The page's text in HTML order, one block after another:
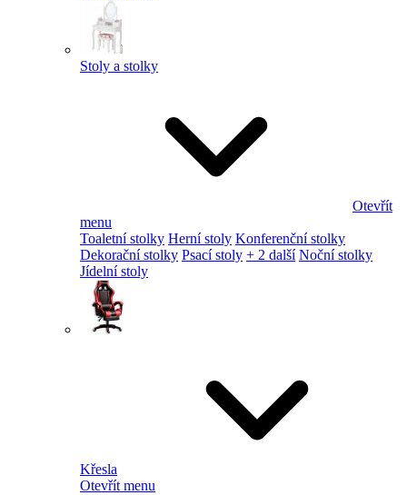
Stoly a stolky
Otevřít
menu
Toaletní stolky Herní stoly Konferenční stolky
Dekorační stolky Psací stoly + 2 další Noční stolky
Jídelní stoly
Křesla
Otevřít menu